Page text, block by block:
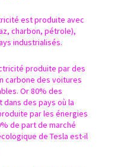
est produite avec
charbon, pétrole),
industrialisés.
produite par des
carbone des voitures
Or 80% des
des pays où la
par les énergies
de part de marché
de Tesla est-il